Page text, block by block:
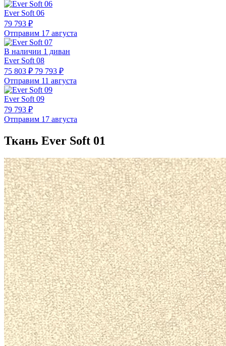
Ever Soft 06
79 793 ₽
Отправим 17 августа
В наличии 1 диван
Ever Soft 08
75 803 ₽ 79 793 ₽
Отправим 11 августа
Ever Soft 09
79 793 ₽
Отправим 17 августа
Ткань Ever Soft 01